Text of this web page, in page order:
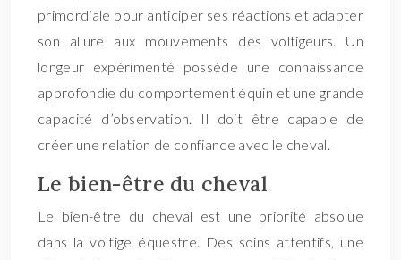
primordiale pour anticiper ses réactions et adapter
son allure aux mouvements des voltigeurs. Un
longeur expérimenté possède une connaissance
approfondie du comportement équin et une grande
capacité d’observation. Il doit être capable de
créer une relation de confiance avec le cheval.
Le bien-être du cheval
Le bien-être du cheval est une priorité absolue
dans la voltige équestre. Des soins attentifs, une